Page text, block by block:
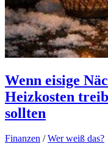
Wenn eisige
Heizkosten
sollten
Finanzen /Wer weiß das?